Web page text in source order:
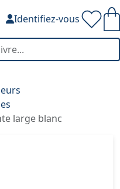
Identifiez-vous
large blanc